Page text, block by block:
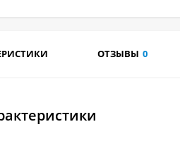
ОТЗЫВЫ 0